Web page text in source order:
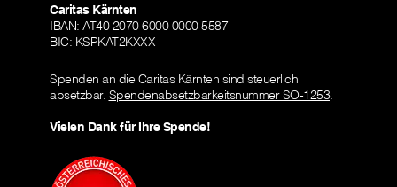
Caritas Kärnten
IBAN: AT40 2070 6000 0000 5587
BIC: KSPKAT2KXXX
Spenden an die Caritas Kärnten sind steuerlich
absetzbar. Spendenabsetzbarkeitsnummer SO-1253.
Vielen Dank für Ihre Spende!